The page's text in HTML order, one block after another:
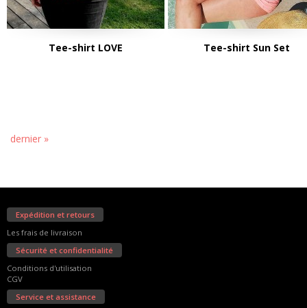
Tee-shirt LOVE Tee-shirt Sun Set
dernier »
Expédition et retours
Les frais de livraison
Sécurité et confidentialité
Conditions d'utilisation
CGV
Service et assistance